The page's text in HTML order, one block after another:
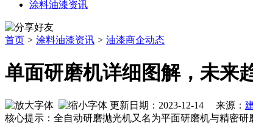
涂料油漆资讯
首页 > 涂料油漆资讯 > 油漆商企动态
单面研磨机详细图解，未来
更新日期：2023-12-14 来源：
核心提示：全自动研磨抛光机又名为平面研磨机与精密